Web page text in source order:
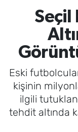
Seçil
Eski
kişinin
ilgili
tehdit altında